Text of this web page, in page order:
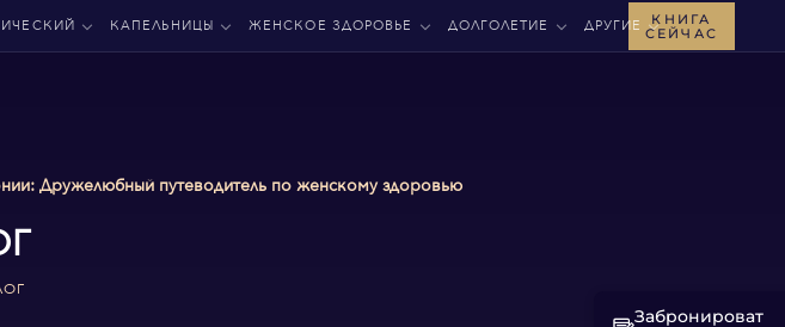
КАПЕЛЬНИЦЫ ЖЕНСКОЕ ЗДОРОВЬЕ ДОЛГОЛЕТИЕ ДРУГИЕ
КНИГА
СЕЙЧАС
Дружелюбный путеводитель по женскому здоровью
Забронироват